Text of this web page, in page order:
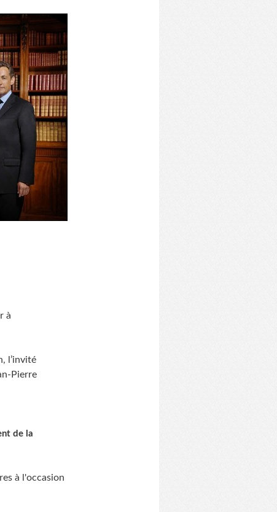
à
l’invité
Pierre
de la
à l'occasion